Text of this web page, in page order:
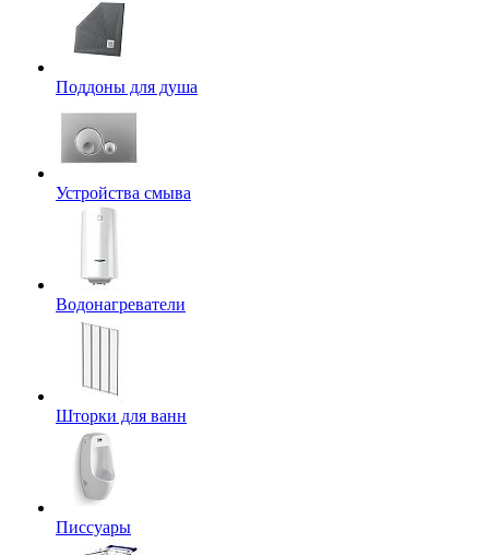
Поддоны для душа
Устройства смыва
Водонагреватели
Шторки для ванн
Писсуары